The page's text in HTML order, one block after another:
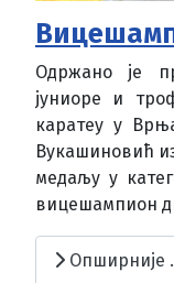
Одржано је
јуниоре и
каратеу у
Вукашиновић
медаљу у
вицешампион
Опширније